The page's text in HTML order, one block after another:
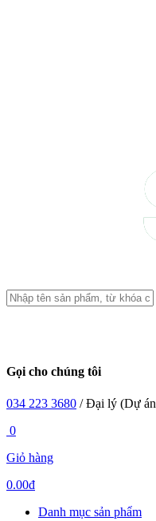
Gọi cho chúng tôi
034 223 3680 / Đại lý (Dự
0
Giỏ hàng
0.00đ
Danh mục sản phẩm